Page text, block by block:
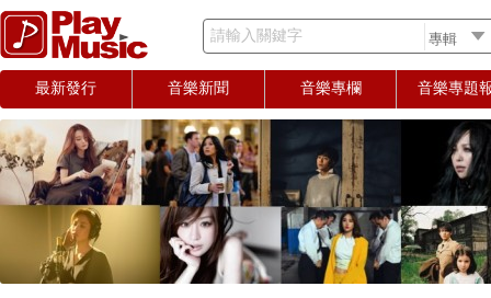
請輸入關鍵字
最新發行 音樂新聞 音樂專欄 音樂專題